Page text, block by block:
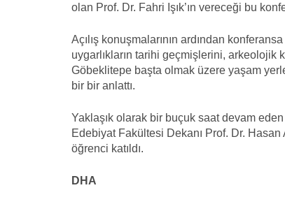
olan Prof. Dr. Fahri Işık’ın vereceği bu
Açılış konuşmalarının ardından
uygarlıkların tarihi geçmişlerini, arkeolojik
Göbeklitepe başta olmak üzere yaşam
bir bir anlattı.
Yaklaşık olarak bir buçuk saat devam eden
Edebiyat Fakültesi Dekanı Prof. Dr. Hasan
öğrenci katıldı.
DHA